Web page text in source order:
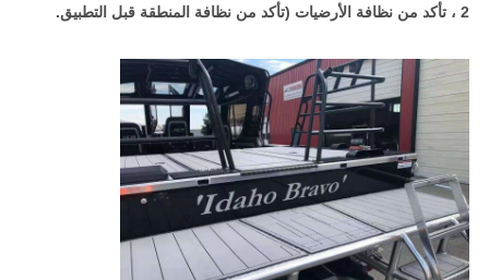
2 ، تأكد من نظافة الأرضيات (تأكد من نظافة المنطقة قبل التطبيق.